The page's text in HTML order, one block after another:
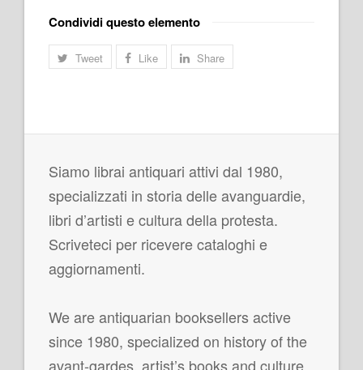
Condividi questo elemento
Tweet Like Share
Siamo librai antiquari attivi dal 1980,
specializzati in storia delle avanguardie,
libri d’artisti e cultura della protesta.
Scriveteci per ricevere cataloghi e
aggiornamenti.
We are antiquarian booksellers active
since 1980, specialized on history of the
avant-gardes, artist’s books and culture